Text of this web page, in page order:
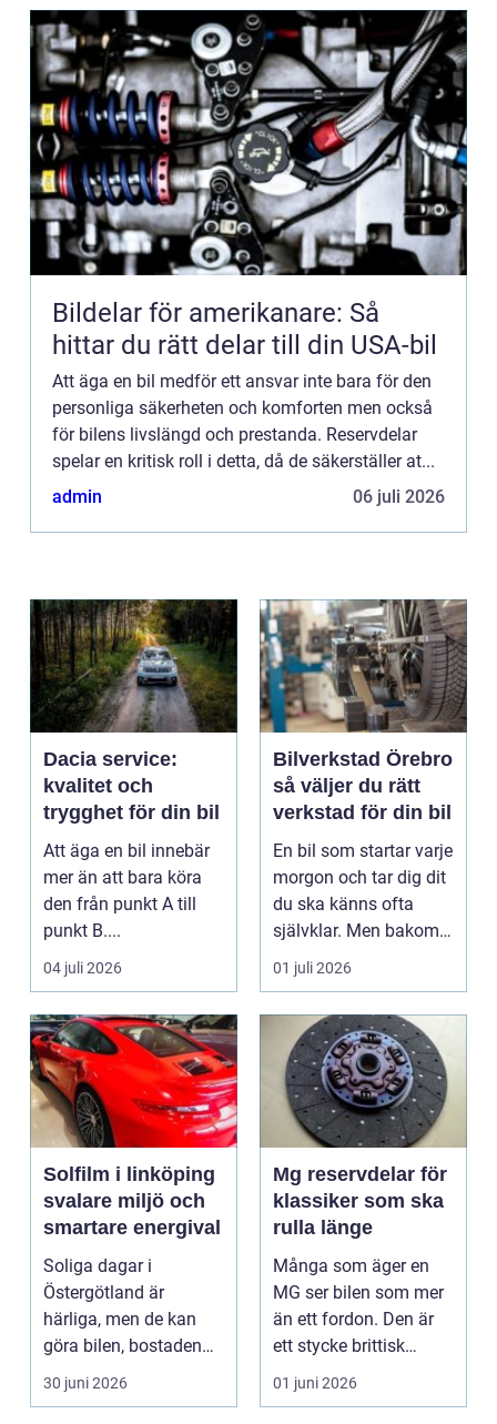
Bildelar för amerikanare: Så
hittar du rätt delar till din USA-bil
Att äga en bil medför ett ansvar inte bara för den
personliga säkerheten och komforten men också
för bilens livslängd och prestanda. Reservdelar
spelar en kritisk roll i detta, då de säkerställer at...
admin
06 juli 2026
Dacia service:
kvalitet och
trygghet för din bil
Att äga en bil innebär
mer än att bara köra
den från punkt A till
punkt B....
04 juli 2026
Bilverkstad Örebro
så väljer du rätt
verkstad för din bil
En bil som startar varje
morgon och tar dig dit
du ska känns ofta
självklar. Men bakom
varje problem...
01 juli 2026
Solfilm i linköping
svalare miljö och
smartare energival
Soliga dagar i
Östergötland är
härliga, men de kan
göra bilen, bostaden
eller kontoret varma
30 juni 2026
Mg reservdelar för
klassiker som ska
rulla länge
Många som äger en
MG ser bilen som mer
än ett fordon. Den är
ett stycke brittisk
bilhistoria, en hob...
01 juni 2026